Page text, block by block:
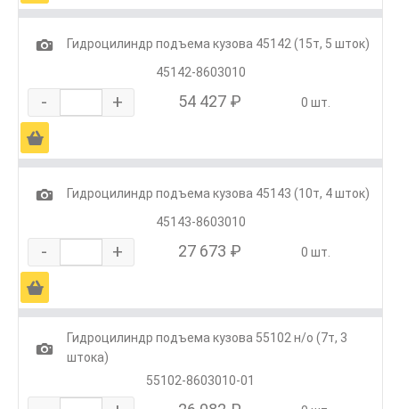
1
Гидроцилиндр подъема кузова 45142 (15т, 5 шток)
45142-8603010
- + 54 427 ₽ 0 шт.
Ä
1
Гидроцилиндр подъема кузова 45143 (10т, 4 шток)
45143-8603010
- + 27 673 ₽ 0 шт.
Ä
1
Гидроцилиндр подъема кузова 55102 н/о (7т, 3
штока)
55102-8603010-01